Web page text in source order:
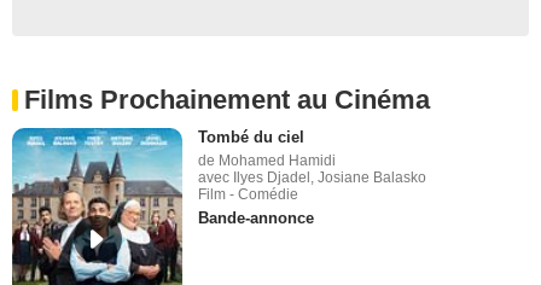
Films Prochainement au Cinéma
Tombé du ciel
de Mohamed Hamidi
avec Ilyes Djadel, Josiane Balasko
Film - Comédie
Bande-annonce